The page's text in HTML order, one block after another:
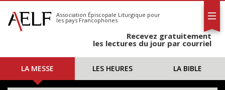
S'abonner
Calendrier
Association Épiscopale Liturgique pour
les pays Francophones
Recevez gratuitement
les lectures du jour par courriel
LA MESSE LES HEURES LA BIBLE